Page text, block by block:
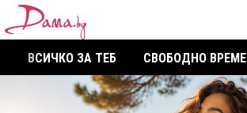
ВСИЧКО ЗА ТЕБ СВОБОДНО ВРЕМЕ